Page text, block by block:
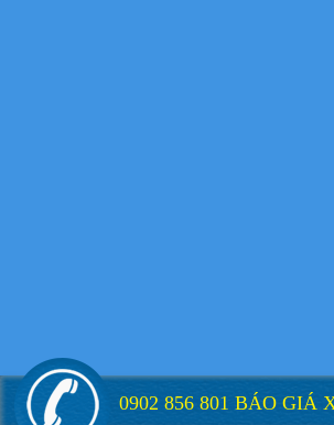
Xe tải Foton
0902 856 801 BÁO GIÁ